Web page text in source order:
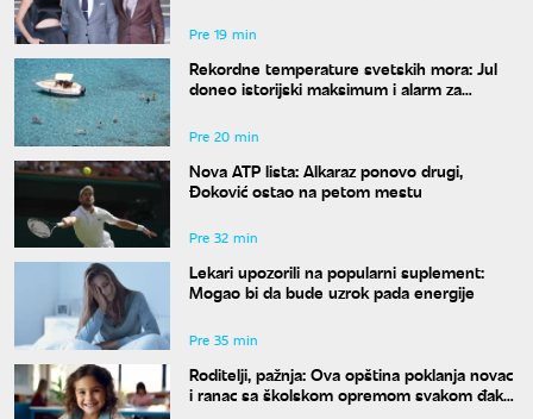
Pre 19 min
Rekordne temperature svetskih mora: Jul
doneo istorijski maksimum i alarm za
Pre 20 min
Nova ATP lista: Alkaraz ponovo drugi,
Đoković ostao na petom mestu
Pre 32 min
Lekari upozorili na popularni suplement:
Mogao bi da bude uzrok pada energije
Pre 35 min
Roditelji, pažnja: Ova opština poklanja novac
i ranac sa školskom opremom svakom đaku